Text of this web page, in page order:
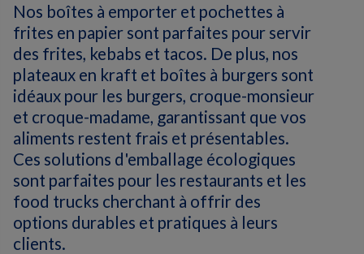
Nos boîtes à emporter et pochettes à
frites en papier sont parfaites pour servir
des frites, kebabs et tacos. De plus, nos
plateaux en kraft et boîtes à burgers sont
idéaux pour les burgers, croque-monsieur
et croque-madame, garantissant que vos
aliments restent frais et présentables.
Ces solutions d'emballage écologiques
sont parfaites pour les restaurants et les
food trucks cherchant à offrir des
options durables et pratiques à leurs
clients.